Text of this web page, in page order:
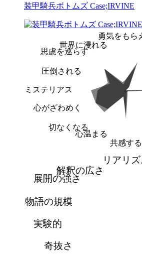
装甲騎兵ボトムズ Case;IRVINE
勇気をもら
共感する
心温まる
切なくなる
心がざわめく
ミステリアス
圧倒される
思慮を巡らす
世界に浸れる
リアリズ
奇抜さ
実験的
物語の規模
展開の強さ
解釈の広さ